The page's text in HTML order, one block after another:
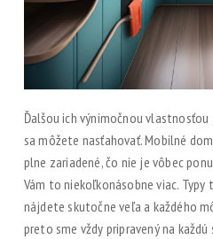
Ďalšou ich výnimočnou
sa môžete nasťahovať. Mobilné
plne zariadené, čo nie je vôbec
Vám to niekoľkonásobne viac.
nájdete skutočne veľa a každého
preto sme vždy pripravený na každú